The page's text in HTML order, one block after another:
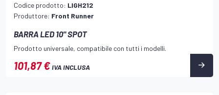
Codice prodotto: LIGH212
Produttore: Front Runner
BARRA LED 10" SPOT
Prodotto universale, compatibile con tutti i modelli.
101,87 €IVA INCLUSA